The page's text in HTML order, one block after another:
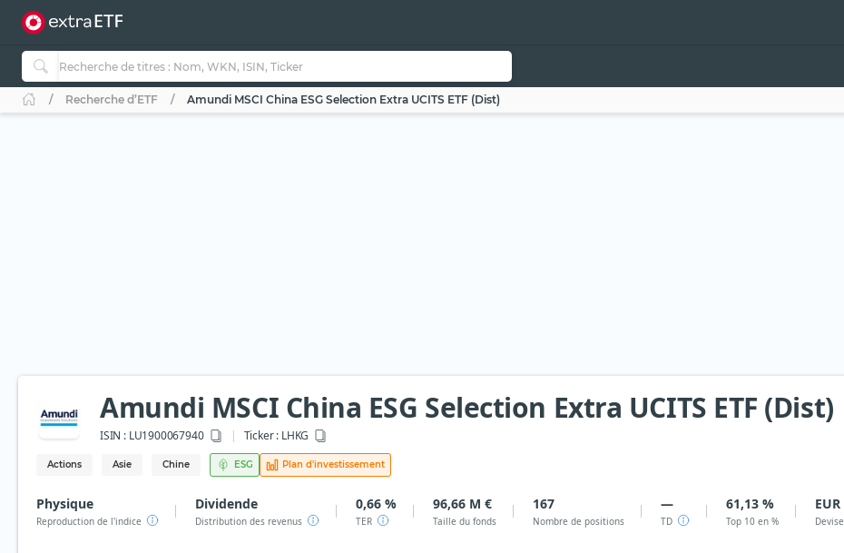
Recherche d’ETF Amundi MSCI China ESG Selection Extra UCITS ETF (Dist)
Amundi MSCI China ESG Selection Extra UCITS ETF (Dist)
ISIN :LU1900067940 Ticker : LHKG
Actions Asie Chine ESG Plan d'investissement
Physique
Reproduction de l'indice
Dividende
Distribution des revenus
0,66 %
TER
96,66 M €
Taille du fonds
167
Nombre de positions
—
TD
61,13 %
Top 10 en %
EUR
Devise